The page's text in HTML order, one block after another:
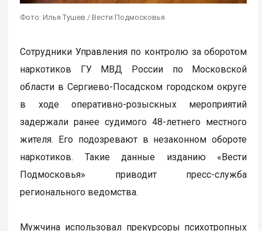
Фото: Илья Тушев / Вести Подмосковья
Сотрудники Управления по контролю за оборотом
наркотиков ГУ МВД России по Московской
области в Сергиево-Посадском городском округе
в ходе оперативно-розыскных мероприятий
задержали ранее судимого 48-летнего местного
жителя. Его подозревают в незаконном обороте
наркотиков. Такие данные изданию «Вести
Подмосковья» приводит пресс-служба
регионального ведомства.
Мужчина использовал прекурсоры психотропных